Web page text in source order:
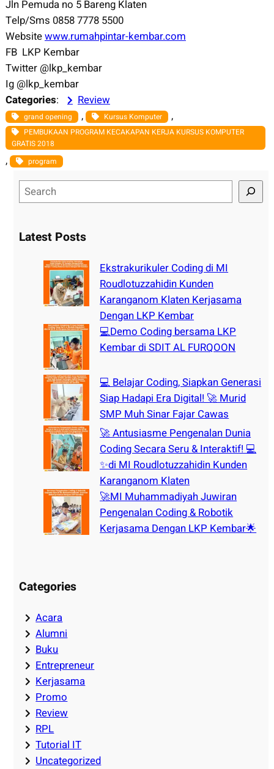
Jln Pemuda no 5 Bareng Klaten
Telp/Sms 0858 7778 5500
Websitewww.rumahpintar-kembar.com
FB LKP Kembar
Twitter @lkp_kembar
Ig @lkp_kembar
Categories: Review
grand opening , Kursus Komputer ,
PEMBUKAAN PROGRAM KECAKAPAN KERJA KURSUS KOMPUTER
GRATIS 2018
, program
e
rLatest Posts
Ekstrakurikuler Coding di MI
Roudlotuzzahidin Kunden
Karanganom Klaten Kerjasama
Dengan LKP Kembar
💻Demo Coding bersama LKP
Kembar di SDIT AL FURQOON
💻 Belajar Coding, Siapkan Generasi
Siap Hadapi Era Digital! 🚀 Murid
SMP Muh Sinar Fajar Cawas
🚀 Antusiasme Pengenalan Dunia
Coding Secara Seru & Interaktif! 💻
✨di MI Roudlotuzzahidin Kunden
Karanganom Klaten
🚀MI Muhammadiyah Juwiran
Pengenalan Coding & Robotik
Kerjasama Dengan LKP Kembar🌟
Categories
Acara
Alumni
Buku
Entrepreneur
Kerjasama
Promo
Review
RPL
Tutorial IT
Uncategorized